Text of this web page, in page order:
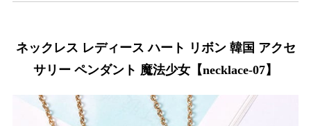
ネックレス レディース ハート リボン 韓国 アクセ
サリー ペンダント 魔法少女【necklace-07】